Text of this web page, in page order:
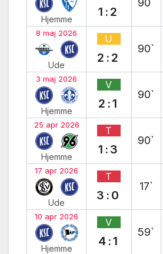
Hjemme
1:2
90`
8 maj 2026
Ude
U
2:2
90`
3 maj 2026
Hjemme
V
2:1
90`
25 apr 2026
Hjemme
T
1:3
90`
17 apr 2026
Ude
T
3:0
17`
10 apr 2026
Hjemme
V
4:1
59`